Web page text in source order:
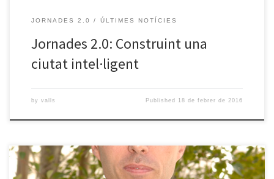
JORNADES 2.0 ÚLTIMES NOTÍCIES
Jornades 2.0: Construint una
ciutat intel·ligent
by valls Published 18 de febrer de 2016